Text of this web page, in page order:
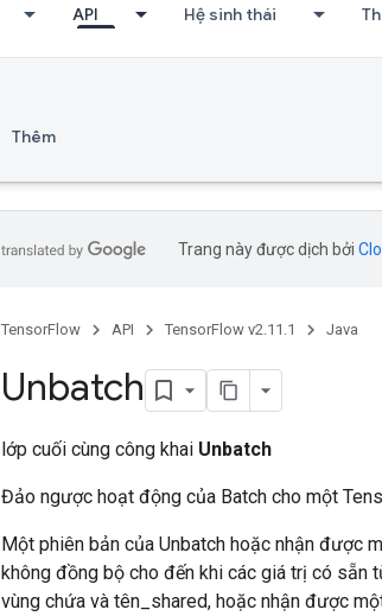
API Hệ sinh thái
Thêm
Trang này được dịch bởi
TensorFlow API TensorFlow v2.11.1 Java
Unbatch
lớp cuối cùng công khai Unbatch
Đảo ngược hoạt động của Batch cho một
Một phiên bản của Unbatch hoặc nhận được
không đồng bộ cho đến khi các giá trị có sẵn
vùng chứa và tên_shared, hoặc nhận được